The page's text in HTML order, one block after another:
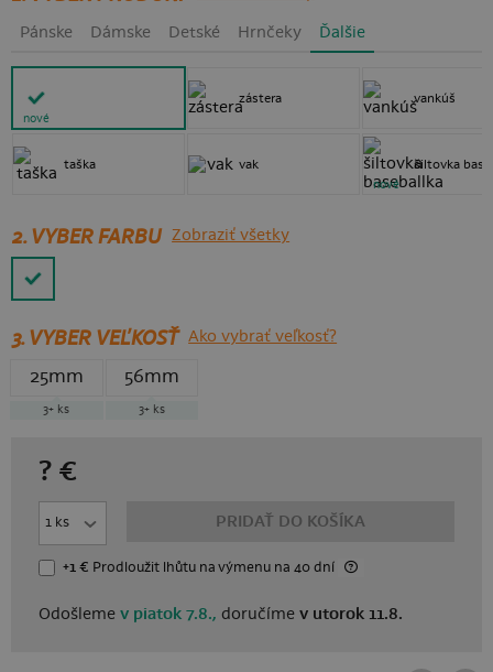
Pánske Dámske Detské Hrnčeky Ďalšie
nové
taška
zástera
vak
vankúš
šiltovka
nové
2. VYBER FARBU Zobraziť všetky
3.VYBER VEĽKOSŤ Ako vybrať veľkosť?
25mm
3+ ks
56mm
3+ ks
? €
PRIDAŤ DO KOŠÍKA
+1 € Prodloužit lhůtuna výmenu na 40 dní
Odošlemev piatok 7.8., doručímev utorok 11.8.